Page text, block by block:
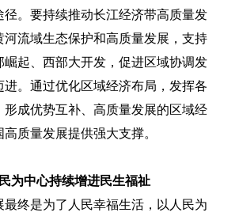
径。要持续推动长江经济带高质量发
河流域生态保护和高质量发展，支持
崛起、西部大开发，促进区域协调发
进。通过优化区域经济布局，发挥各
形成优势互补、高质量发展的区域经
质量发展提供强大支撑。
为中心持续增进民生福祉
最终是为了人民幸福生活，以人民为